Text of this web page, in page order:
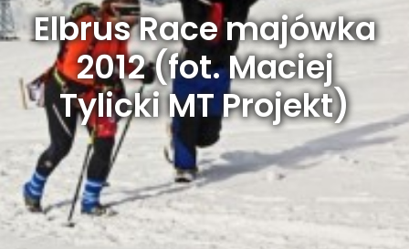
Elbrus Race majówka
2012 (fot. Maciej
Tylicki MT Projekt)